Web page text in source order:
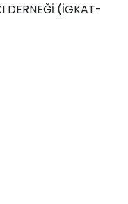
DERNEĞİ (İGKAT-